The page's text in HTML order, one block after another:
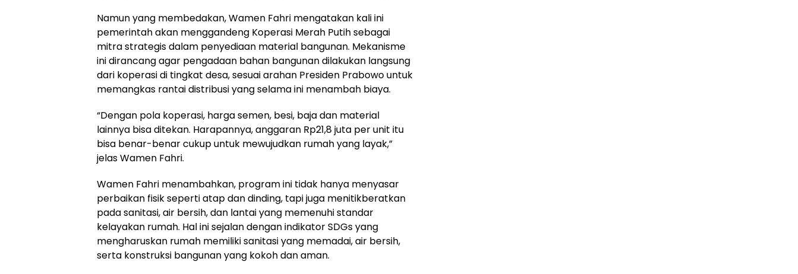
Namun yang membedakan, Wamen Fahri mengatakan kali ini
pemerintah akan menggandeng Koperasi Merah Putih sebagai
mitra strategis dalam penyediaan material bangunan. Mekanisme
ini dirancang agar pengadaan bahan bangunan dilakukan langsung
dari koperasi di tingkat desa, sesuai arahan Presiden Prabowo untuk
memangkas rantai distribusi yang selama ini menambah biaya.
“Dengan pola koperasi, harga semen, besi, baja dan material
lainnya bisa ditekan. Harapannya, anggaran Rp21,8 juta per unit itu
bisa benar-benar cukup untuk mewujudkan rumah yang layak,”
jelas Wamen Fahri.
Wamen Fahri menambahkan, program ini tidak hanya menyasar
perbaikan fisik seperti atap dan dinding, tapi juga menitikberatkan
pada sanitasi, air bersih, dan lantai yang memenuhi standar
kelayakan rumah. Hal ini sejalan dengan indikator SDGs yang
mengharuskan rumah memiliki sanitasi yang memadai, air bersih,
serta konstruksi bangunan yang kokoh dan aman.